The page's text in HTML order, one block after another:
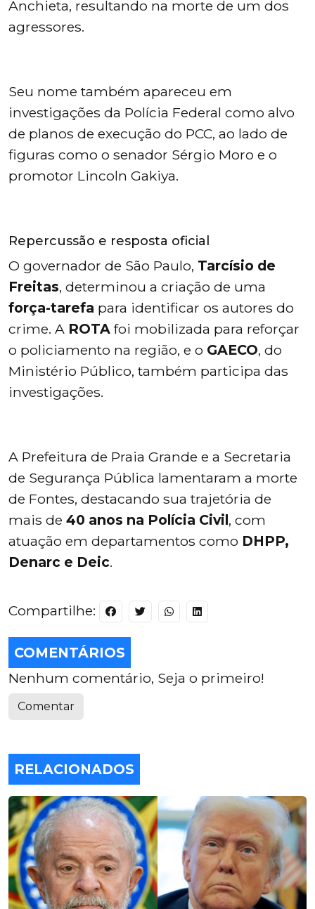
Anchieta, resultando na morte de um dos
agressores.
Seu nome também apareceu em
investigações da Polícia Federal como alvo
de planos de execução do PCC, ao lado de
figuras como o senador Sérgio Moro e o
promotor Lincoln Gakiya.
Repercussão e resposta oficial
O governador de São Paulo, Tarcísio de
Freitas, determinou a criação de uma
força-tarefa para identificar os autores do
crime. A ROTA foi mobilizada para reforçar
o policiamento na região, e o GAECO, do
Ministério Público, também participa das
investigações.
A Prefeitura de Praia Grande e a Secretaria
de Segurança Pública lamentaram a morte
de Fontes, destacando sua trajetória de
mais de 40 anos na Polícia Civil, com
atuação em departamentos como DHPP,
Denarc e Deic.
Compartilhe:
COMENTÁRIOS
Nenhum comentário, Seja o primeiro!
Comentar
RELACIONADOS